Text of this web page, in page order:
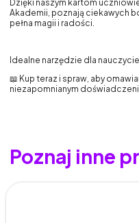
Dzięki naszym kartom
Akademii, poznają ciekawych
pełna magii i radości.
Idealne narzędzie dla
📖 Kup teraz i spraw, aby
niezapomnianym
Poznaj inne